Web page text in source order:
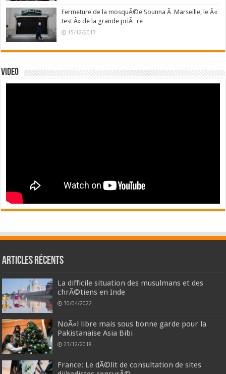
Fermeture de la mosquÃ©e Sounna Ã Marseille, le Â«
test Â» de la grande priÃ¨re
15/12/2017
Video
Articles récents
La difficile situation des musulmans et des
chrÃ©tiens en Inde
30/04/2022
NoÃ«l libre mais sous bonne garde pour la
Pakistanaise Asia Bibi
23/12/2018
France: Le dÃ©lit de consultation de sites